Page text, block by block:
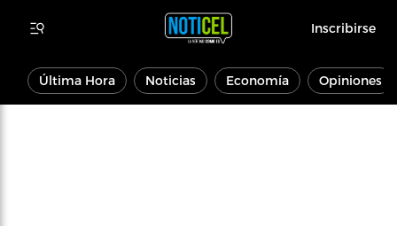
Inscribirse
Última Hora Noticias Economía Opiniones